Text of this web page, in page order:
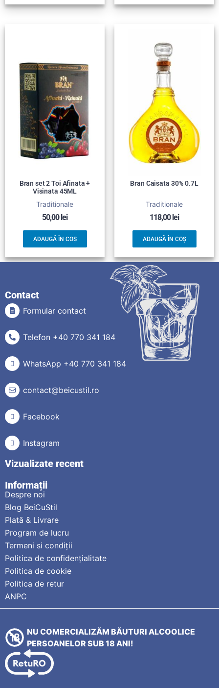
Bran set 2 Toi Afinata +
Visinata 45ML
Traditionale
50,00lei
ADAUGĂ ÎN COȘ
Bran Caisata 30% 0.7L
Traditionale
118,00lei
ADAUGĂ ÎN COȘ
Contact
Formular contact
Telefon +40 770 341 184
WhatsApp +40 770 341 184
contact@beicustil.ro
Facebook
Instagram
Vizualizate recent
Informații
Despre noi
Blog BeiCuStil
Plată & Livrare
Program de lucru
Termeni si condiții
Politica de confidențialitate
Politica de cookie
Politica de retur
ANPC
NU COMERCIALIZĂM BĂUTURI ALCOOLICE
PERSOANELOR SUB 18 ANI!